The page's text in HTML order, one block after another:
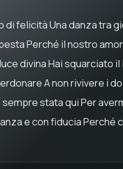
di felicità Una danza tra
Perché il nostro
divina Hai squarciato
A non rivivere i
stata qui Per
e con fiducia Perché